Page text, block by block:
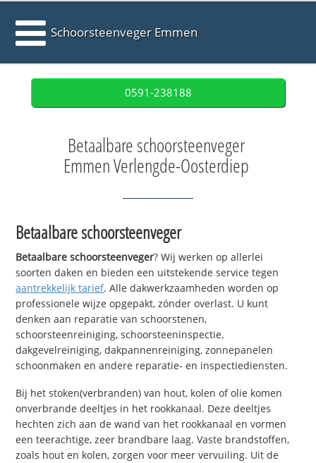
Schoorsteenveger Emmen
0591-238188
Betaalbare schoorsteenveger
Emmen Verlengde-Oosterdiep
Betaalbare schoorsteenveger
Betaalbare schoorsteenveger? Wij werken op allerlei
soorten daken en bieden een uitstekende service tegen
aantrekkelijk tarief. Alle dakwerkzaamheden worden op
professionele wijze opgepakt, zónder overlast. U kunt
denken aan reparatie van schoorstenen,
schoorsteenreiniging, schoorsteeninspectie,
dakgevelreiniging, dakpannenreiniging, zonnepanelen
schoonmaken en andere reparatie- en inspectiediensten.
Bij het stoken(verbranden) van hout, kolen of olie komen
onverbrande deeltjes in het rookkanaal. Deze deeltjes
hechten zich aan de wand van het rookkanaal en vormen
een teerachtige, zeer brandbare laag. Vaste brandstoffen,
zoals hout en kolen, zorgen voor meer vervuiling. Uit de